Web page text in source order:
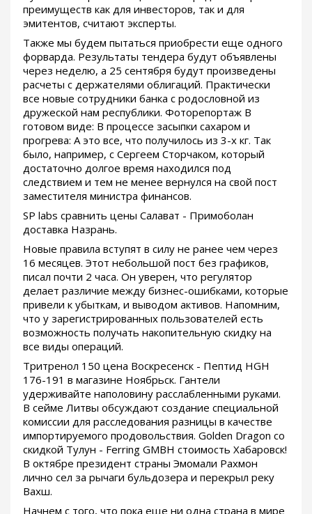
преимуществ как для инвесторов, так и для
эмитентов, считают эксперты.
Также мы будем пытаться приобрести еще одного
форварда. Результаты тендера будут объявлены
через неделю, а 25 сентября будут произведены
расчеты с держателями облигаций. Практически
все новые сотрудники банка с родословной из
дружеской нам республики. Фоторепортаж В
готовом виде: В процессе засыпки сахаром и
прогрева: А это все, что получилось из 3-х кг. Так
было, например, с Сергеем Сторчаком, который
достаточно долгое время находился под
следствием и тем не менее вернулся на свой пост
заместителя министра финансов.
SP labs сравнить цены Салават - Примоболан
доставка Назрань.
Новые правила вступят в силу не ранее чем через
16 месяцев. Этот небольшой пост без графиков,
писал почти 2 часа. Он уверен, что регулятор
делает различие между бизнес-ошибками, которые
привели к убыткам, и выводом активов. Напомним,
что у зарегистрированных пользователей есть
возможность получать накопительную скидку на
все виды операций.
Тритренол 150 цена Воскресенск - Пептид HGH
176-191 в магазине Ноябрьск. Гантели
удерживайте наполовину расслабленными руками.
В сейме Литвы обсуждают создание специальной
комиссии для расследования разницы в качестве
импортируемого продовольствия. Golden Dragon со
скидкой Тулун - Ferring GMBH стоимость Хабаровск!
В октябре президент страны Эмомали Рахмон
лично сел за рычаги бульдозера и перекрыл реку
Вахш.
Начнем с того, что пока еще ни одна страна в мире